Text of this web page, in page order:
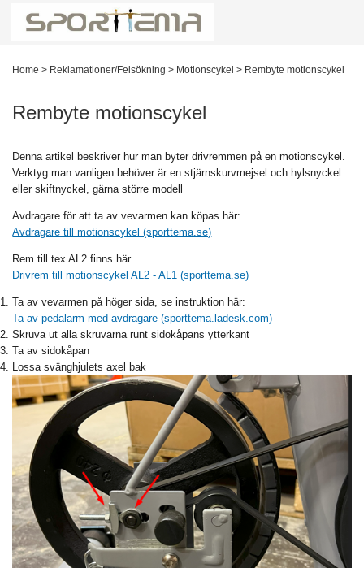
Home > Reklamationer/Felsökning > Motionscykel > Rembyte motionscykel
Rembyte motionscykel
Denna artikel beskriver hur man byter drivremmen på en motionscykel.
Verktyg man vanligen behöver är en stjärnskurvmejsel och hylsnyckel
eller skiftnyckel, gärna större modell
Avdragare för att ta av vevarmen kan köpas här:
Avdragare till motionscykel (sporttema.se)
Rem till tex AL2 finns här
Drivrem till motionscykel AL2 - AL1 (sporttema.se)
Ta av vevarmen på höger sida, se instruktion här:
Ta av pedalarm med avdragare (sporttema.ladesk.com)
Skruva ut alla skruvarna runt sidokåpans ytterkant
Ta av sidokåpan
Lossa svänghjulets axel bak